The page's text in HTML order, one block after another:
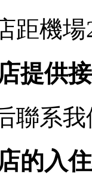
距機場
提供
聯系
的入